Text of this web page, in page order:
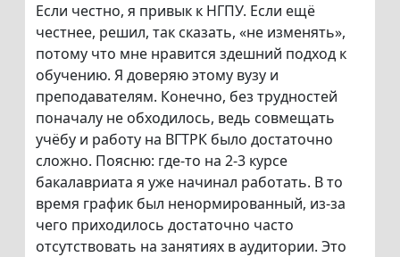
Если честно, я привык к НГПУ. Если ещё
честнее, решил, так сказать, «не изменять»,
потому что мне нравится здешний подход к
обучению. Я доверяю этому вузу и
преподавателям. Конечно, без трудностей
поначалу не обходилось, ведь совмещать
учёбу и работу на ВГТРК было достаточно
сложно. Поясню: где-то на 2-3 курсе
бакалавриата я уже начинал работать. В то
время график был ненормированный, из-за
чего приходилось достаточно часто
отсутствовать на занятиях в аудитории. Это